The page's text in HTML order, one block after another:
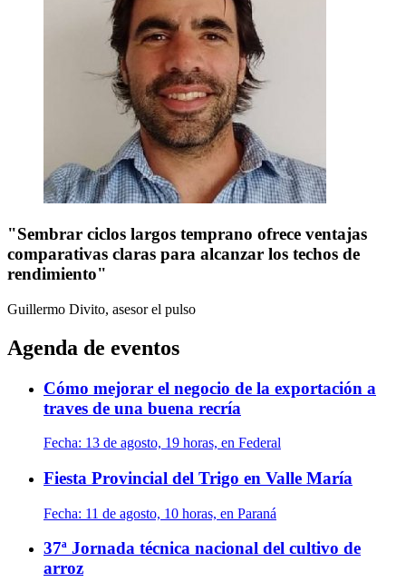
"Sembrar ciclos largos temprano ofrece ventajas
comparativas claras para alcanzar los techos de
rendimiento"
Guillermo Divito, asesor el pulso
Agenda de eventos
Cómo mejorar el negocio de la exportación a
traves de una buena recría
Fecha: 13 de agosto, 19 horas, en Federal
Fiesta Provincial del Trigo en Valle María
Fecha: 11 de agosto, 10 horas, en Paraná
37ª Jornada técnica nacional del cultivo de
arroz